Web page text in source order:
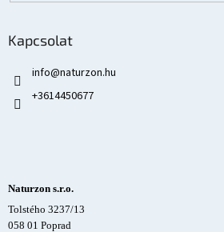
Kapcsolat
info@naturzon.hu
+3614450677
Naturzon s.r.o.
Tolstého 3237/13
058 01 Poprad